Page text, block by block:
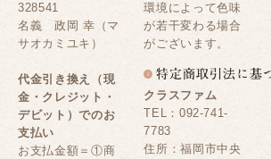
328541
名義 政岡 幸（マ
サオカミユキ）
代金引き換え（現
金・クレジット・
デビット）でのお
支払い
お支払金額＝①商
環境によって色味
が若干変わる場合
がございます。
クラスファム
TEL：092-741-
7783
住所：福岡市中央